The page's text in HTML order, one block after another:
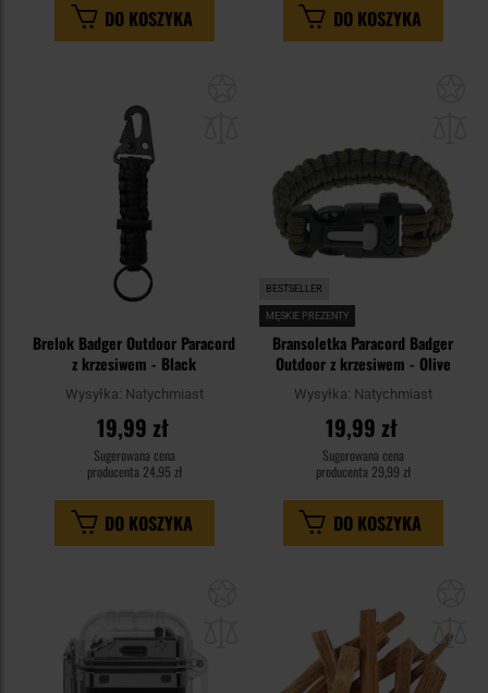
DO KOSZYKA DO KOSZYKA
Brelok Badger Outdoor Paracord
z krzesiwem - Black
Wysyłka: Natychmiast
19,99 zł
Sugerowana cena
producenta 24,95 zł
DO KOSZYKA
BESTSELLER
MĘSKIE PREZENTY
Bransoletka Paracord Badger
Outdoor z krzesiwem - Olive
Wysyłka: Natychmiast
19,99 zł
Sugerowana cena
producenta 29,99 zł
DO KOSZYKA